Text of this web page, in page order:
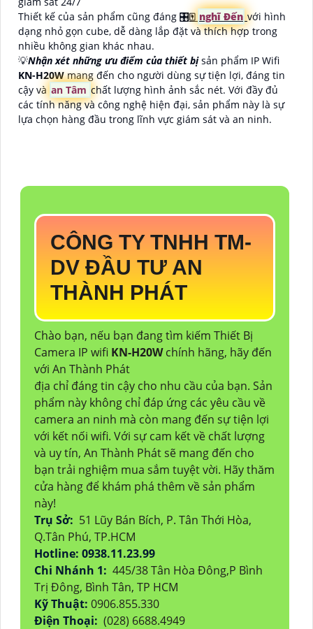
Thiết kế của sản phẩm cũng đáng 🎛🀄 nghĩ Đến với hình
dạng nhỏ gọn cube, dễ dàng lắp đặt và thích hợp trong
nhiều không gian khác nhau.
💡Nhận xét những ưu điểm của thiết bịsản phẩm IP Wifi
KN-H20Wmang đến cho người dùng sự tiện lợi, đáng tin
cậy và an Tâm chất lượng hình ảnh sắc nét. Với đầy đủ
các tính năng và công nghệ hiện đại, sản phẩm này là sự
lựa chọn hàng đầu trong lĩnh vực giám sát và an ninh.
CÔNG TY TNHH TM-
DV ĐẦU TƯ AN
THÀNH PHÁT
Chào bạn, nếu bạn đang tìm kiếm Thiết Bị
Camera IP wifi KN-H20Wchính hãng, hãy đến
với An Thành Phát
địa chỉ đáng tin cậy cho nhu cầu của bạn. Sản
phẩm này không chỉ đáp ứng các yêu cầu về
camera an ninh mà còn mang đến sự tiện lợi
với kết nối wifi. Với sự cam kết về chất lượng
và uy tín, An Thành Phát sẽ mang đến cho
bạn trải nghiệm mua sắm tuyệt vời. Hãy thăm
cửa hàng để khám phá thêm về sản phẩm
này!
Trụ Sở: 51 Lũy Bán Bích, P. Tân Thới Hòa,
Q.Tân Phú, TP.HCM
Hotline: 0938.11.23.99
Chi Nhánh 1: 445/38 Tân Hòa Đông,P Bình
Trị Đông, Bình Tân, TP HCM
Kỹ Thuật: 0906.855.330
Điện Thoại: (028) 6688.4949